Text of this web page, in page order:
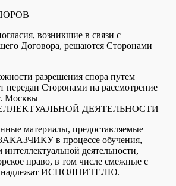
возникшие в связи с
Договора, решаются Сторонами
разрешения спора путем
передан Сторонами на рассмотрение
Москвы
ДЕЯТЕЛЬНОСТИ
материалы, предоставляемые
в процессе обучения,
интеллектуальной деятельности,
право, в том числе смежные с
ИСПОЛНИТЕЛЮ.